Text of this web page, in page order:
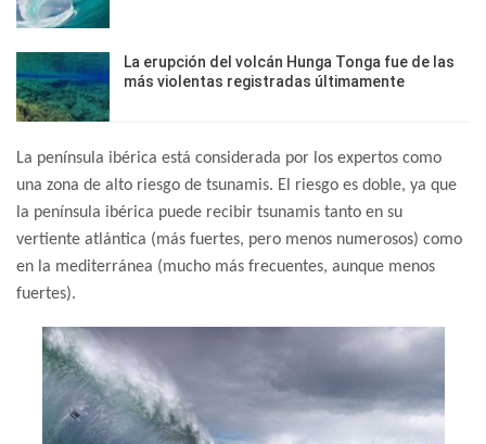
La erupción del volcán Hunga Tonga fue de las
más violentas registradas últimamente
La península ibérica está considerada por los expertos como
una zona de alto riesgo de tsunamis. El riesgo es doble, ya que
la península ibérica puede recibir tsunamis tanto en su
vertiente atlántica (más fuertes, pero menos numerosos) como
en la mediterránea (mucho más frecuentes, aunque menos
fuertes).